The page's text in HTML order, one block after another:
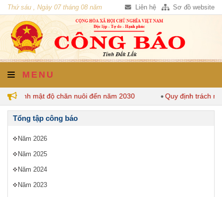
Thứ sáu , Ngày 07 tháng 08 năm
2026
Liên hệ Sơ đồ website
MENU
định mật độ chăn nuôi đến năm 2030 Quy định trách
Tổng tập công báo
Năm 2026
Năm 2025
Năm 2024
Năm 2023